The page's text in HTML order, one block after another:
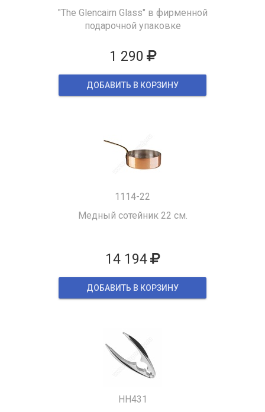
"The Glencairn Glass" в фирменной
подарочной упаковке
1 290
ДОБАВИТЬ В КОРЗИНУ
1114-22
Медный сотейник 22 см.
14 194
ДОБАВИТЬ В КОРЗИНУ
HH431